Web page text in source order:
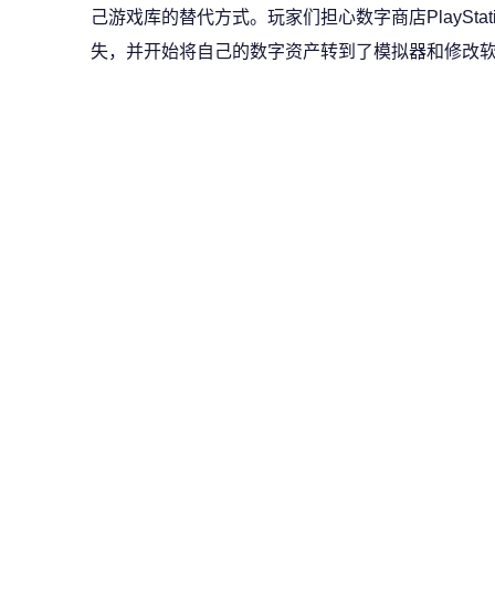
己游戏库的替代方式。玩家们担心数字商店
失，并开始将自己的数字资产转到了模拟器和修改